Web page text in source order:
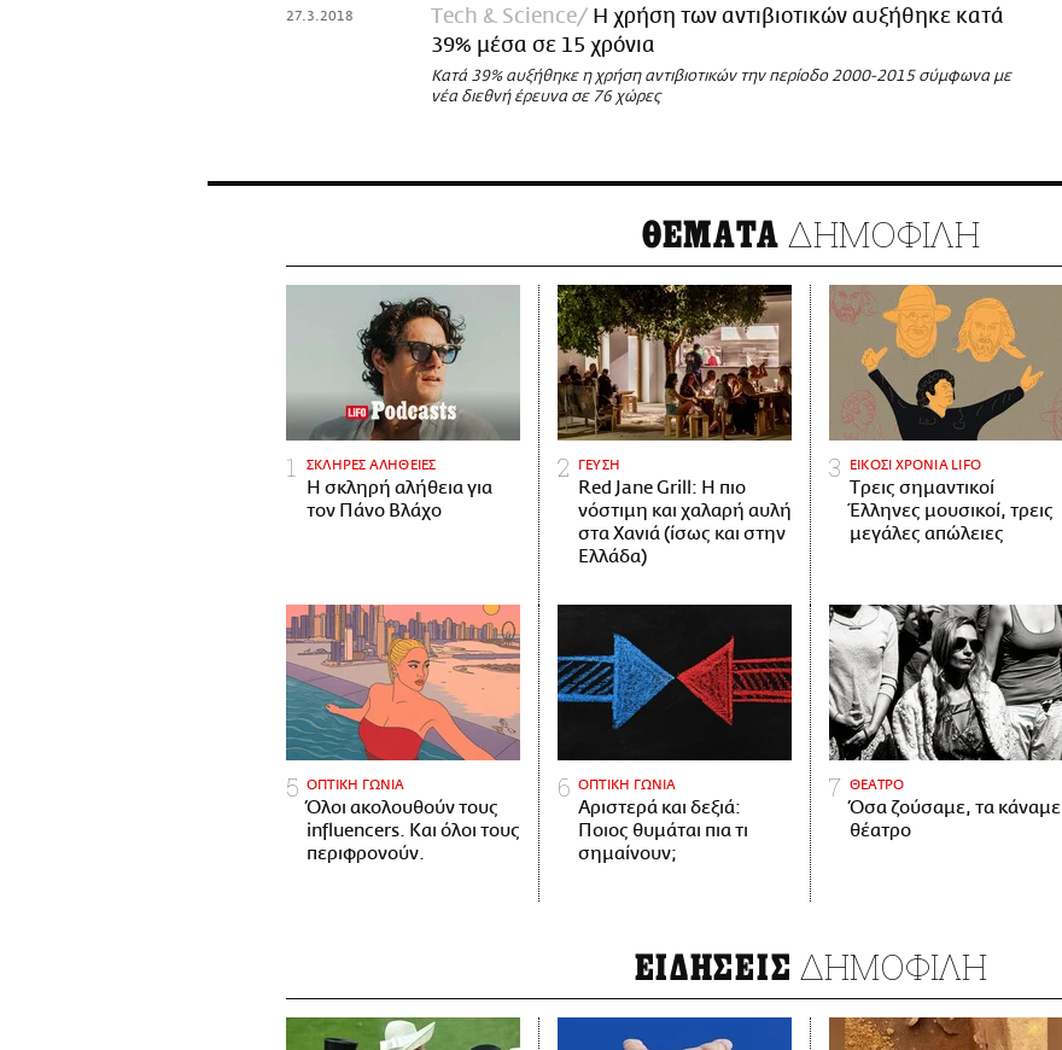
27.3.2018 Τech & Science
Η χρήση των αντιβιοτικών αυξήθηκε κατά
39% μέσα σε 15 χρόνια
Κατά 39% αυξήθηκε η χρήση αντιβιοτικών την περίοδο 2000-2015 σύμφωνα με
νέα διεθνή έρευνα σε 76 χώρες
ΘΕΜΑΤΑ ΔΗΜΟΦΙΛΗ
ΣΚΛΗΡΕΣ ΑΛΗΘΕΙΕΣ
H σκληρή αλήθεια για
τον Πάνο Βλάχο
ΓΕΥΣΗ
Red Jane Grill: Η πιο
νόστιμη και χαλαρή αυλή
στα Χανιά (ίσως και στην
Ελλάδα)
ΕΙΚΟΣΙ ΧΡΟΝΙΑ LIFO
Tρεις σημαντικοί
Έλληνες μουσικοί, τρεις
μεγάλες απώλειες
ΟΠΤΙΚΗ ΓΩΝΙΑ
Όλοι ακολουθούν τους
influencers. Και όλοι τους
περιφρονούν.
ΟΠΤΙΚΗ ΓΩΝΙΑ
Αριστερά και δεξιά:
Ποιος θυμάται πια τι
σημαίνουν;
ΘΕΑΤΡΟ
Όσα ζούσαμε, τα κάναμε
θέατρο
ΕΙΔΗΣΕΙΣ ΔΗΜΟΦΙΛΗ